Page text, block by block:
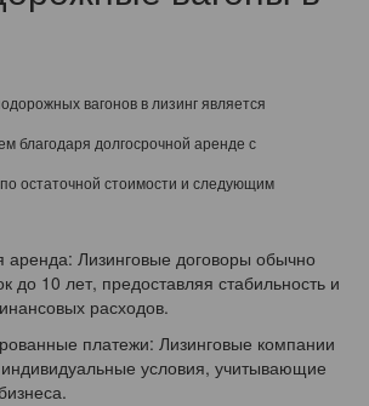
вагонов в лизинг является
благодаря долгосрочной аренде с
остаточной стоимости и следующим
Лизинговые договоры обычно
до 10 лет, предоставляя стабильность и
расходов.
платежи: Лизинговые компании
условия, учитывающие